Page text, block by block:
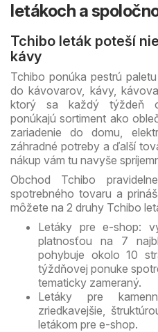
letákoch a
Tchibo leták poteší
kávy
Tchibo ponúka pestrú
do kávovarov, kávy,
ktorý sa každý týždeň
ponúkajú sortiment ako
zariadenie do domu,
záhradné potreby a ďalší
nákup vám tu navyše
Obchod Tchibo
spotrebného tovaru a
môžete na 2 druhy Tchibo
Letáky pre e-shop:
platnosťou na 7
pohybuje okolo 10
týždňovej ponuke
tematicky zameraný.
Letáky pre
zriedkavejšie,
letákom pre e-shop.